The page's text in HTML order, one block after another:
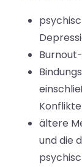
Konflikte
ältere
und die